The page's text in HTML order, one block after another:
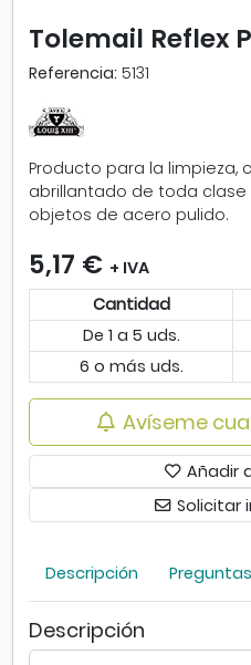
Tolemail Reflex
Referencia:5131
Producto para la limpieza,
abrillantado de toda
objetos de acero pulido.
5,17 € + IVA
Cantidad
De 1 a 5 uds.
6 o más uds.
Avíseme
Añadir
Solicitar
Descripción Preguntas
Descripción